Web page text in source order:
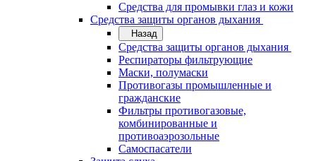
Средства для промывки глаз и кожи
Средства защиты органов дыхания
Назад
Средства защиты органов дыхания
Респираторы фильтрующие
Маски, полумаски
Противогазы промышленные и
гражданские
Фильтры противогазовые,
комбинированные и
противоаэрозольные
Самоспасатели